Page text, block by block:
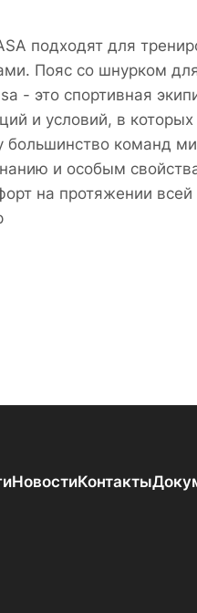
подходят для
Пояс со шнурком
- это спортивная
и условий, в
команд
и особым
на протяжении всей
НовостиКонтакты